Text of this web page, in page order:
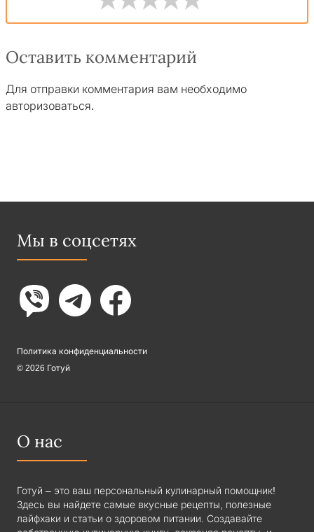
Оставить комментарий
Для отправки комментария вам необходимо
авторизоваться.
Мы в соцсетях
Политика конфиденциальности
© 2026 Готуй
О нас
Готуй – это ваш персональный кулинарный помощник!
Здесь вы найдете самые вкусные рецепты, полезные
лайфхаки и статьи о здоровом питании. Создавайте